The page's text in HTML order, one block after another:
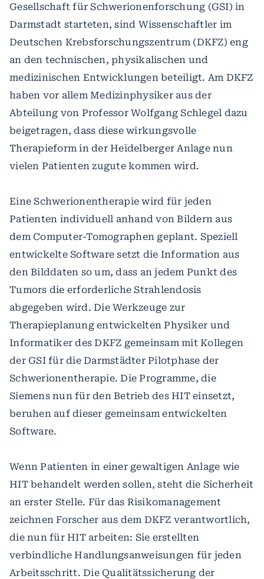
Gesellschaft für Schwerionenforschung (GSI) in
Darmstadt starteten, sind Wissenschaftler im
Deutschen Krebsforschungszentrum (DKFZ) eng
an den technischen, physikalischen und
medizinischen Entwicklungen beteiligt. Am DKFZ
haben vor allem Medizinphysiker aus der
Abteilung von Professor Wolfgang Schlegel dazu
beigetragen, dass diese wirkungsvolle
Therapieform in der Heidelberger Anlage nun
vielen Patienten zugute kommen wird.
Eine Schwerionentherapie wird für jeden
Patienten individuell anhand von Bildern aus
dem Computer-Tomographen geplant. Speziell
entwickelte Software setzt die Information aus
den Bilddaten so um, dass an jedem Punkt des
Tumors die erforderliche Strahlendosis
abgegeben wird. Die Werkzeuge zur
Therapieplanung entwickelten Physiker und
Informatiker des DKFZ gemeinsam mit Kollegen
der GSI für die Darmstädter Pilotphase der
Schwerionentherapie. Die Programme, die
Siemens nun für den Betrieb des HIT einsetzt,
beruhen auf dieser gemeinsam entwickelten
Software.
Wenn Patienten in einer gewaltigen Anlage wie
HIT behandelt werden sollen, steht die Sicherheit
an erster Stelle. Für das Risikomanagement
zeichnen Forscher aus dem DKFZ verantwortlich,
die nun für HIT arbeiten: Sie erstellten
verbindliche Handlungsanweisungen für jeden
Arbeitsschritt. Die Qualitätssicherung der